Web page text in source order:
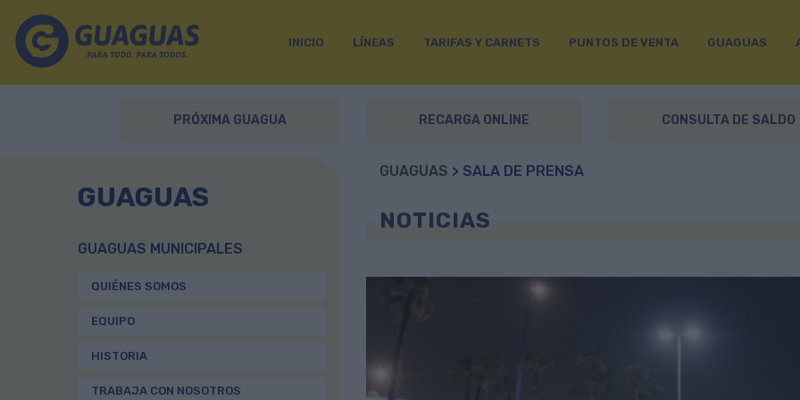
INICIO LÍNEAS TARIFAS Y CARNETS PUNTOS DE VENTA GUAGUAS
PRÓXIMA GUAGUA RECARGA ONLINE CONSULTA DE SALDO
GUAGUAS
GUAGUAS MUNICIPALES
QUIÉNES SOMOS
EQUIPO
HISTORIA
TRABAJA CON NOSOTROS
GUAGUAS > SALA DE PRENSA
NOTICIAS